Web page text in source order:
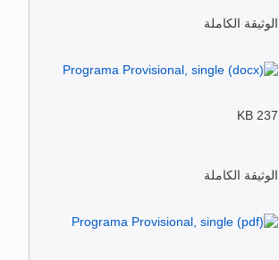
الوثيقة الكاملة
237 KB
الوثيقة الكاملة